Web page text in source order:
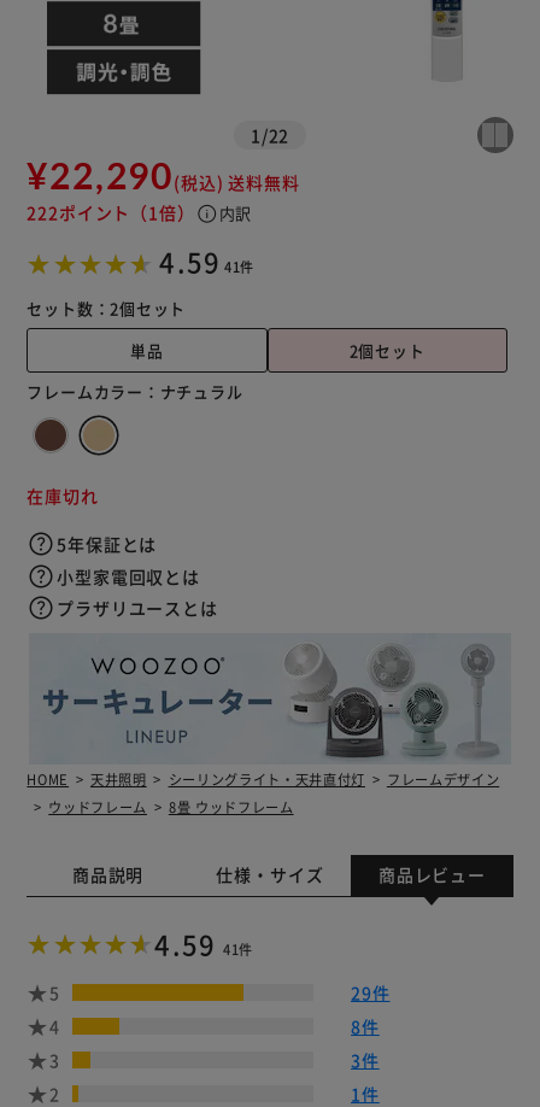
1 /22
¥22,290(税込) 送料無料
222ポイント （1倍） info 内訳
4.59 41件
セット数： 2個セット
単品
2個セット
フレームカラー： ナチュラル
在庫切れ
5年保証とは
小型家電回収とは
プラザリユースとは
HOME 天井照明 シーリングライト・天井直付灯
フレームデザイン
ウッドフレーム
8畳 ウッドフレーム
商品説明 仕様・サイズ 商品レビュー
4.59 41件
5
29件
4
8件
3
3件
2
1件
※ご確認ください
カートに入れる